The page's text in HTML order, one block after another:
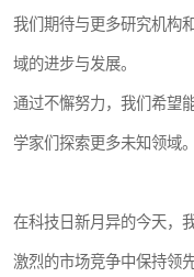
我们期待与更多研究机构
域的进步与发展。
通过不懈努力，我们希望
学家们探索更多未知领域。
在科技日新月异的今天，
激烈的市场竞争中保持领先